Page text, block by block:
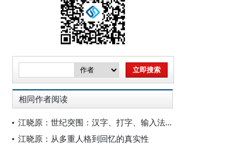
相同作者阅读
江晓原：世纪突围：汉字、打字、输入法与中国文化的命运
江晓原：从多重人格到回忆的真实性